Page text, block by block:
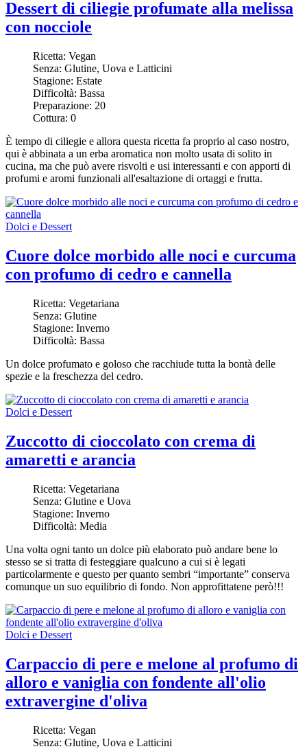
Dessert di ciliegie profumate alla melissa
con nocciole
Ricetta: Vegan
Senza: Glutine, Uova e Latticini
Stagione: Estate
Difficoltà: Bassa
Preparazione: 20
Cottura: 0
È tempo di ciliegie e allora questa ricetta fa proprio al caso nostro,
qui è abbinata a un erba aromatica non molto usata di solito in
cucina, ma che può avere risvolti e usi interessanti e con apporti di
profumi e aromi funzionali all'esaltazione di ortaggi e frutta.
Dolci e Dessert
Cuore dolce morbido alle noci e curcuma
con profumo di cedro e cannella
Ricetta: Vegetariana
Senza: Glutine
Stagione: Inverno
Difficoltà: Bassa
Un dolce profumato e goloso che racchiude tutta la bontà delle
spezie e la freschezza del cedro.
Dolci e Dessert
Zuccotto di cioccolato con crema di
amaretti e arancia
Ricetta: Vegetariana
Senza: Glutine e Uova
Stagione: Inverno
Difficoltà: Media
Una volta ogni tanto un dolce più elaborato può andare bene lo
stesso se si tratta di festeggiare qualcuno a cui si è legati
particolarmente e questo per quanto sembri “importante” conserva
comunque un suo equilibrio di fondo. Non approfittatene però!!!
Dolci e Dessert
Carpaccio di pere e melone al profumo di
alloro e vaniglia con fondente all'olio
extravergine d'oliva
Ricetta: Vegan
Senza: Glutine, Uova e Latticini